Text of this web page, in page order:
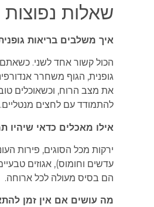
שאלות נפוצות
איך משלבים בריאות גופנית
הכול קשור אחד לשני. כשאתם
גופנית, הגוף משחרר
את מצב הרוח, וכשאוכלים טוב, יש
להתמודד עם לחצים מנטליים.
אילו מאכלים כדאי שיהיו
ירקות מכל הסוגים, פירות העונה,
עדשים וחומוס), אגוזים טבעיים
הם בסיס מעולה לכל ארוחה.
מה עושים אם אין זמן